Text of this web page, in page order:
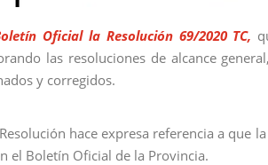
Oficial la Resolución 69/2020 TC,
las resoluciones de alcance
y corregidos.
hace expresa referencia a que
el Boletín Oficial de la Provincia.